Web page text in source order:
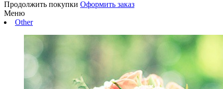
Продолжить покупки Оформить заказ
Меню
Other